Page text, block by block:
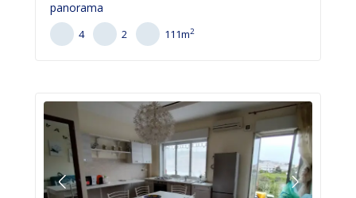
panorama
4 2 111m2